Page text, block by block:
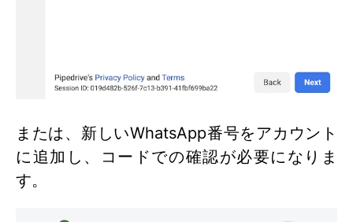
または、新しいWhatsApp番号をアカウント
に追加し、コードでの確認が必要になりま
す。